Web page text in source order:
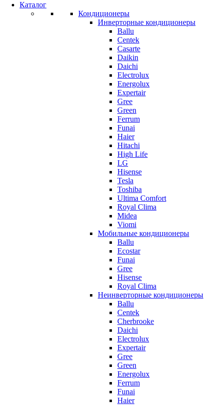
Каталог
Кондиционеры
Инверторные кондиционеры
Ballu
Centek
Casarte
Daikin
Daichi
Electrolux
Energolux
Expertair
Gree
Green
Ferrum
Funai
Haier
Hitachi
High Life
LG
Hisense
Tesla
Toshiba
Ultima Comfort
Royal Clima
Midea
Viomi
Мобильные кондиционеры
Ballu
Ecostar
Funai
Gree
Hisense
Royal Clima
Неинверторные кондиционеры
Ballu
Centek
Cherbrooke
Daichi
Electrolux
Expertair
Gree
Green
Energolux
Ferrum
Funai
Haier